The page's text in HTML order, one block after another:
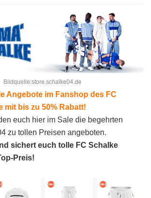
Bildquelle:store.schalke04.de
Angebote im Fanshop des FC
mit bis zu 50% Rabatt!
euch hier im Sale die begehrten
zu tollen Preisen angeboten.
sichert euch tolle FC Schalke
Preis!